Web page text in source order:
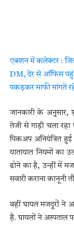
एक्शन में कलेक्टर :
DM, देर से ऑफिस
पकड़कर माफी मांगते
जानकारी के
तेजी से गाड़ी चला
पिकअप अनियंत्रित
यातायात नियमों का
ढोने का है, उन्हीं में
सवारी कराना कानूनी
वहीं घायल मजदूरों ने
है. घायलों ने अस्पताल